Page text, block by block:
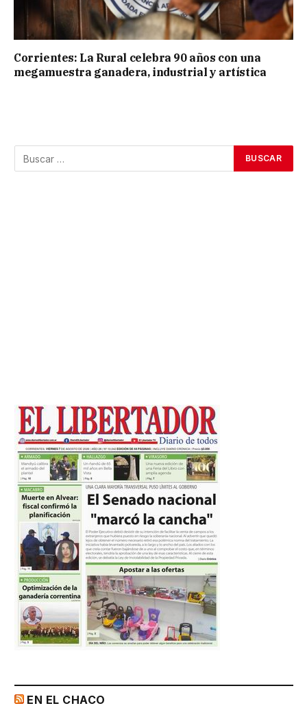
Corrientes: La Rural celebra 90 años con una
megamuestra ganadera, industrial y artística
EN EL CHACO